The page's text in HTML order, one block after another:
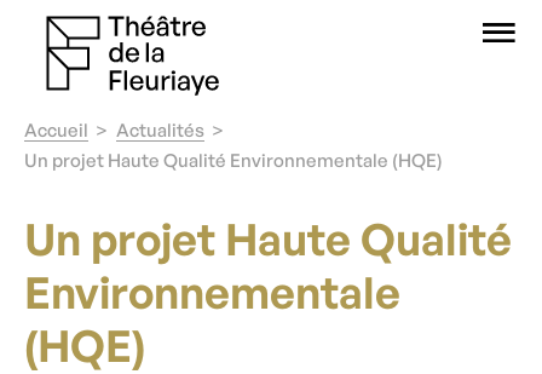
Accueil
Actualités
Un projet Haute Qualité Environnementale (HQE)
Un projet Haute Qualité
Environnementale
(HQE)